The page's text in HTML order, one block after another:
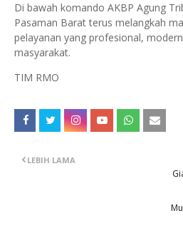
Di bawah komando AKBP Agung
Pasaman Barat terus melangkah
pelayanan yang profesional,
masyarakat.
TIM RMO
LEBIH LAMA